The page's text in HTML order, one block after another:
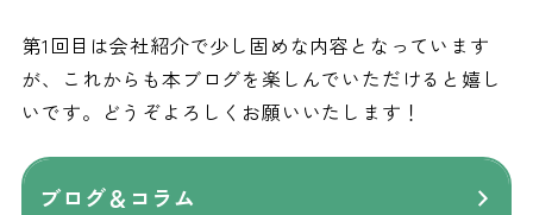
第1回目は会社紹介で少し固めな内容となっています
が、これからも本ブログを楽しんでいただけると嬉し
いです。どうぞよろしくお願いいたします！
ブログ＆コラム